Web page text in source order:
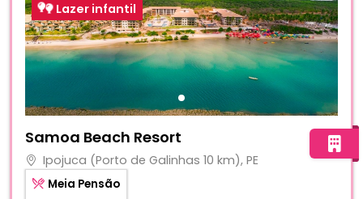
Lazer infantil
Samoa Beach Resort
Ipojuca (Porto de Galinhas 10 km), PE
Meia Pensão